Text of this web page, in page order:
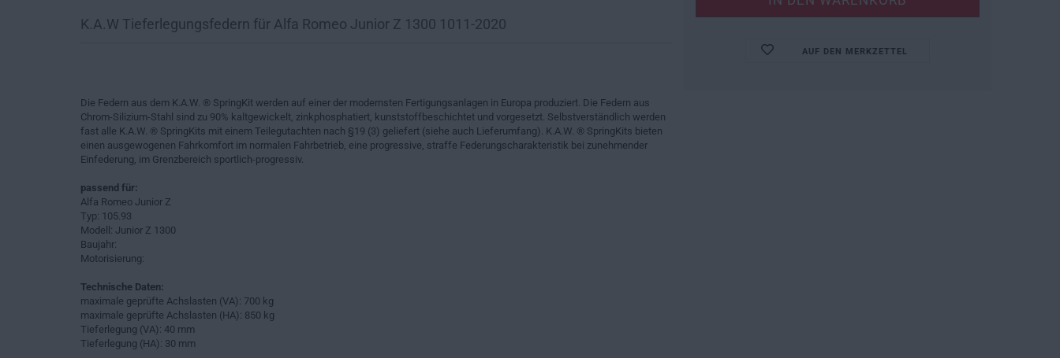
AUF DEN MERKZETTEL
K.A.W Tieferlegungsfedern für Alfa Romeo Junior Z 1300 1011-2020
Die Federn aus dem K.A.W. ® SpringKit werden auf einer der modernsten Fertigungsanlagen in Europa produziert. Die Federn aus
Chrom-Silizium-Stahl sind zu 90% kaltgewickelt, zinkphosphatiert, kunststoffbeschichtet und vorgesetzt. Selbstverständlich werden
fast alle K.A.W. ® SpringKits mit einem Teilegutachten nach §19 (3) geliefert (siehe auch Lieferumfang). K.A.W. ® SpringKits bieten
einen ausgewogenen Fahrkomfort im normalen Fahrbetrieb, eine progressive, straffe Federungscharakteristik bei zunehmender
Einfederung, im Grenzbereich sportlich-progressiv.
passend für:
Alfa Romeo Junior Z
Typ: 105.93
Modell: Junior Z 1300
Baujahr:
Motorisierung:
Technische Daten:
maximale geprüfte Achslasten (VA): 700 kg
maximale geprüfte Achslasten (HA): 850 kg
Tieferlegung (VA): 40 mm
Tieferlegung (HA): 30 mm